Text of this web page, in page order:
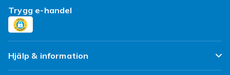
Trygg e-handel
Hjälp & information